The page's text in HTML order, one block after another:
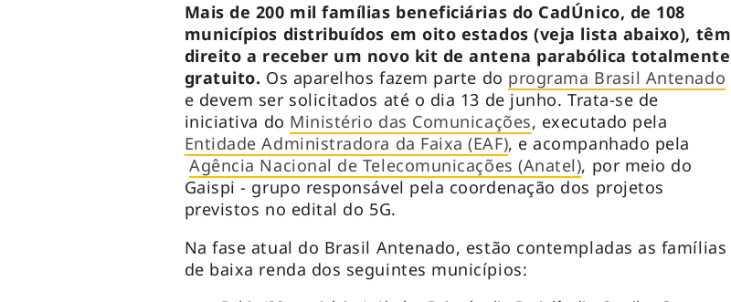
Mais de 200 mil famílias beneficiárias do CadÚnico, de 108
municípios distribuídos em oito estados (veja lista abaixo), têm
direito a receber um novo kit de antena parabólica totalmente
gratuito. Os aparelhos fazem parte do programa Brasil Antenado
e devem ser solicitados até o dia 13 de junho. Trata-se de
iniciativa do Ministério das Comunicações, executado pela
Entidade Administradora da Faixa (EAF), e acompanhado pela
Agência Nacional de Telecomunicações (Anatel), por meio do
Gaispi - grupo responsável pela coordenação dos projetos
previstos no edital do 5G.
Na fase atual do Brasil Antenado, estão contempladas as famílias
de baixa renda dos seguintes municípios: